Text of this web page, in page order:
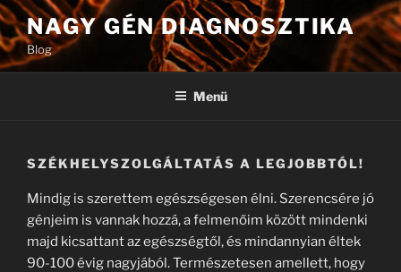
Tartalomhoz
NAGY GÉN DIAGNOSZTIKA
Blog
Menü
SZÉKHELYSZOLGÁLTATÁS A LEGJOBBTÓL!
Mindig is szerettem egészségesen élni. Szerencsére jó
génjeim is vannak hozzá, a felmenőim között mindenki
majd kicsattant az egészségtől, és mindannyian éltek
90-100 évig nagyjából. Természetesen amellett, hogy